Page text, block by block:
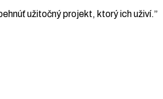
užitočný projekt, ktorý ich uživí.”